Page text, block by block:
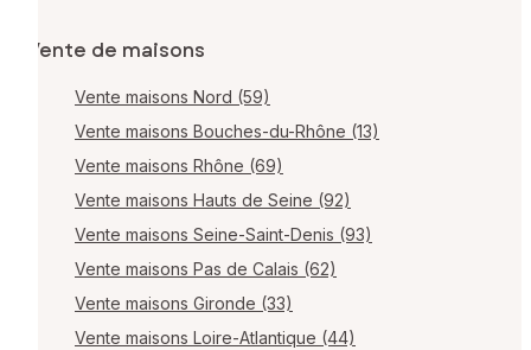
Vente de maisons
Vente maisons Nord (59)
Vente maisons Bouches-du-Rhône (13)
Vente maisons Rhône (69)
Vente maisons Hauts de Seine (92)
Vente maisons Seine-Saint-Denis (93)
Vente maisons Pas de Calais (62)
Vente maisons Gironde (33)
Vente maisons Loire-Atlantique (44)